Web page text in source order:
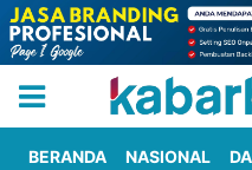
BERANDA NASIONAL